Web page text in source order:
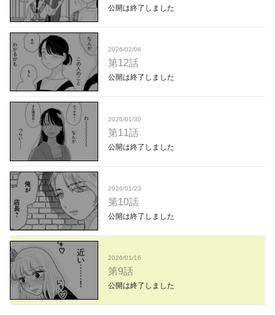
公開は終了しました
2026/02/06
第12話
公開は終了しました
2026/01/30
第11話
公開は終了しました
2026/01/23
第10話
公開は終了しました
2026/01/16
第9話
公開は終了しました